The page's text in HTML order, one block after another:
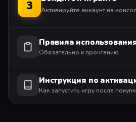
3 Активируйте аккаунт на
Правила
Обязательно к прочтению
Инструкция по
Как запустить игру после